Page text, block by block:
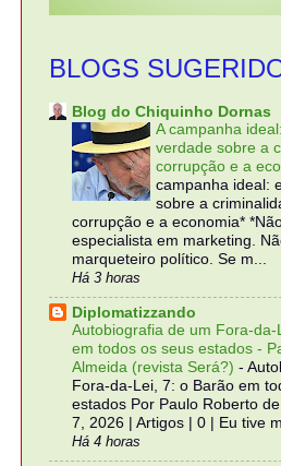
BLOGS
Blog do Chiquinho Dornas
A campanha
verdade sobre a
corrupção e a
campanha ideal:
sobre a
corrupção e a economia*
especialista em marketing.
marqueteiro político. Se m...
Há 3 horas
Diplomatizzando
Autobiografia de um Fora-da-
em todos os seus estados -
Almeida (revista Será?) -
Fora-da-Lei, 7: o Barão em
estados Por Paulo Roberto
7, 2026 | Artigos | 0 | Eu tive
Há 4 horas